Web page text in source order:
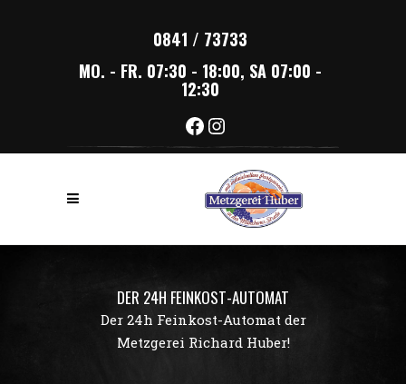
0841 / 73733
MO. - FR. 07:30 - 18:00, SA 07:00 -
12:30
Facebook
Instagram
DER 24H FEINKOST-AUTOMAT
Der 24h Feinkost-Automat der
Metzgerei Richard Huber!